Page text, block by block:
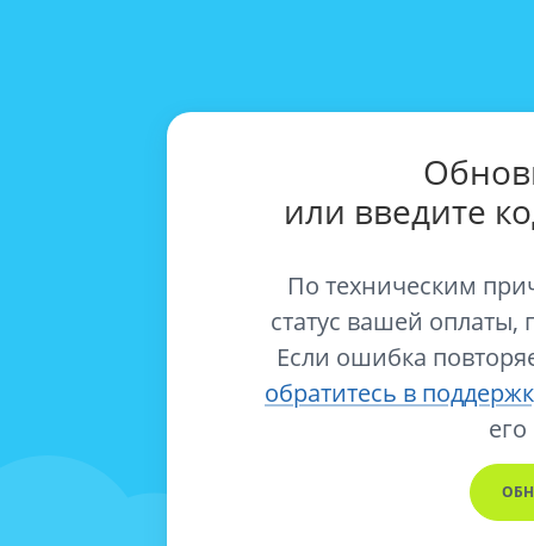
или введите
По техническим
статус вашей оплаты,
Если ошибка
обратитесь в
его